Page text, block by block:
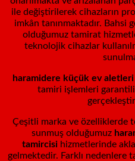
ile değiştirilerek cihazların
imkân tanınmaktadır. Bahsi
olduğumuz tamirat
teknolojik cihazlar
haramidere küçük ev
tamiri işlemleri
Çeşitli marka ve özelliklerde
sunmuş olduğumuz
tamircisi hizmetlerinde
gelmektedir. Farklı nedenlere